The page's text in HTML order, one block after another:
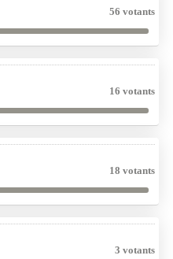
56 votants
16 votants
18 votants
3 votants